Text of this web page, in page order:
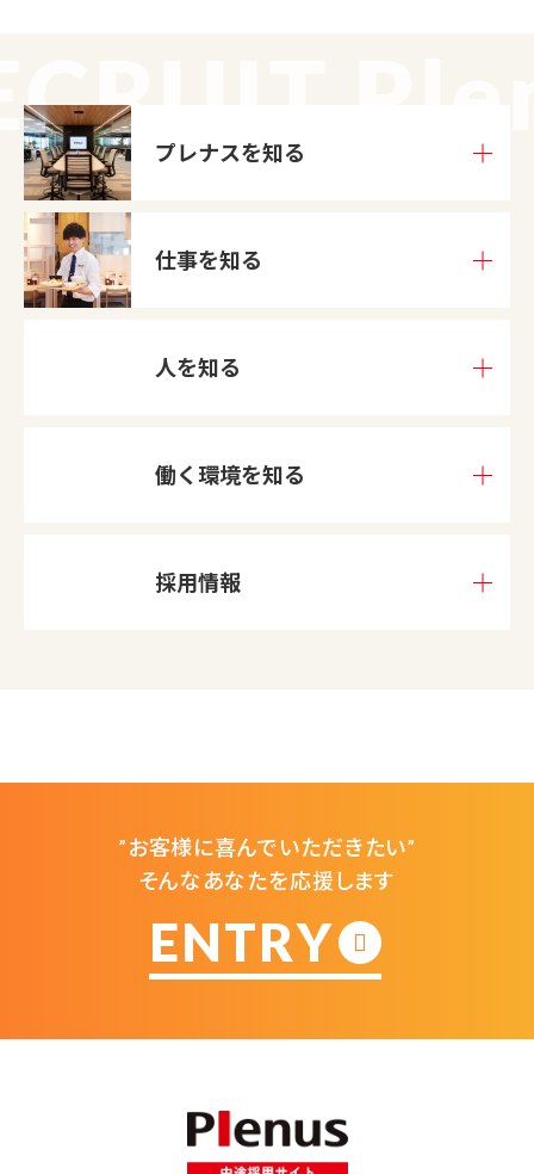
プレナスを知る
仕事を知る
人を知る
働く環境を知る
採用情報
”お客様に喜んでいただきたい”
そんなあなたを応援します
ENTRY